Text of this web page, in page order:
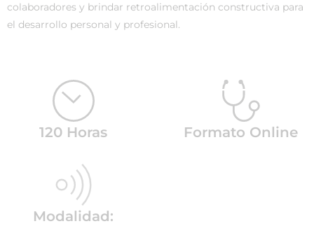
colaboradores y brindar retroalimentación constructiva para
el desarrollo personal y profesional.
120 Horas Formato Online
Modalidad: